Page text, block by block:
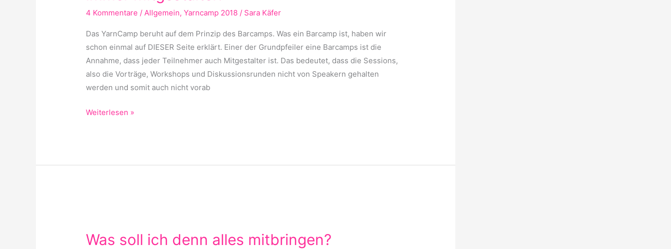
4 Kommentare /Allgemein,Yarncamp 2018 / Sara Käfer
Das YarnCamp beruht auf dem Prinzip des Barcamps. Was ein Barcamp ist, haben wir
schon einmal auf DIESER Seite erklärt. Einer der Grundpfeiler eine Barcamps ist die
Annahme, dass jeder Teilnehmer auch Mitgestalter ist. Das bedeutet, dass die Sessions,
also die Vorträge, Workshops und Diskussionsrunden nicht von Speakern gehalten
werden und somit auch nicht vorab
auch
Weiterlesen »
Was soll ich denn alles mitbringen?
ich